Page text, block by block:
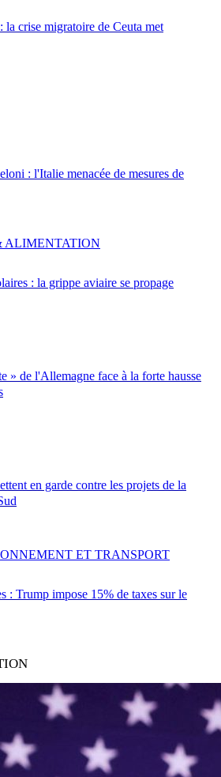
la crise migratoire de Ceuta met
: l'Italie menacée de mesures de
: la grippe aviaire se propage
ALIMENTATION
» de l'Allemagne face à la forte hausse
en garde contre les projets de la
: Trump impose 15% de taxes sur le
ET TRANSPORT